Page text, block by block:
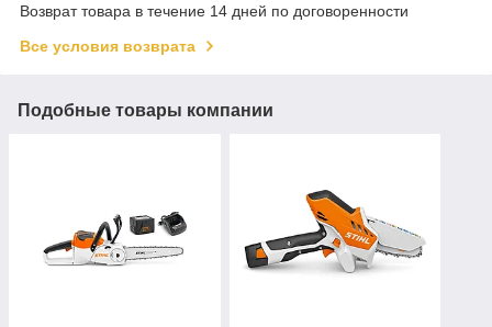
Возврат товара в течение 14 дней по договоренности
Все условия возврата
Подобные товары компании